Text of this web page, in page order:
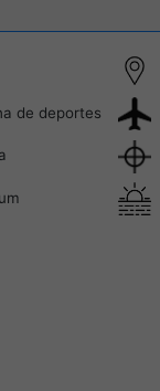
de deportes